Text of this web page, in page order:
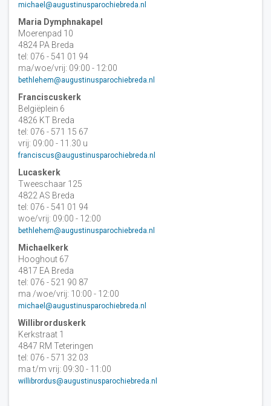
michael@augustinusparochiebreda.nl
Maria Dymphnakapel
Moerenpad 10
4824 PA Breda
tel: 076 - 541 01 94
ma/woe/vrij: 09:00 - 12:00
bethlehem@augustinusparochiebreda.nl
Franciscuskerk
Belgiëplein 6
4826 KT Breda
tel: 076 - 571 15 67
vrij: 09:00 - 11.30 u
franciscus@augustinusparochiebreda.nl
Lucaskerk
Tweeschaar 125
4822 AS Breda
tel: 076 - 541 01 94
woe/vrij: 09:00 - 12:00
bethlehem@augustinusparochiebreda.nl
Michaelkerk
Hooghout 67
4817 EA Breda
tel: 076 - 521 90 87
ma /woe/vrij: 10:00 - 12:00
michael@augustinusparochiebreda.nl
Willibrorduskerk
Kerkstraat 1
4847 RM Teteringen
tel: 076 - 571 32 03
ma t/m vrij: 09:30 - 11:00
willibrordus@augustinusparochiebreda.nl